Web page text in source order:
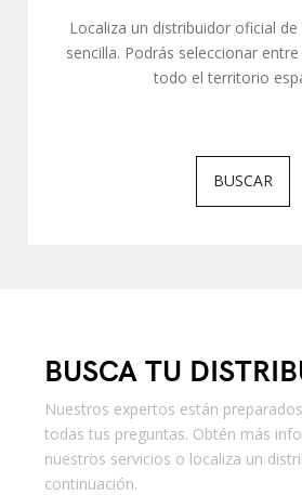
Localiza un distribuidor oficial
sencilla. Podrás seleccionar
todo el territorio
BUSCAR
BUSCA TU
Nuestros expertos están
todas tus preguntas. Obtén más
nuestros servicios o localiza un
continuación.